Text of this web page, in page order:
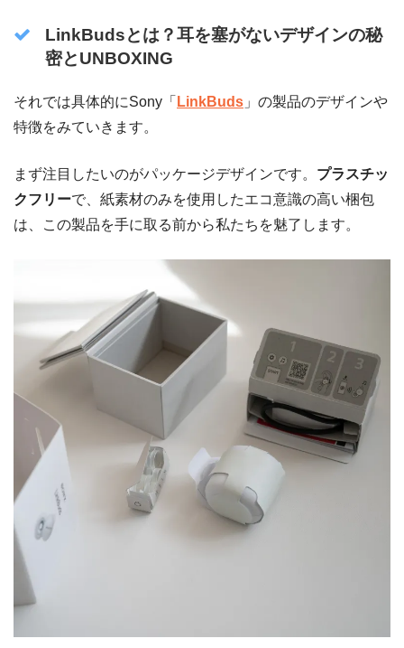
LinkBudsとは？耳を塞がないデザインの秘
密とUNBOXING
それでは具体的にSony「 LinkBuds 」の製品のデザインや
特徴をみていきます。
まず注目したいのがパッケージデザインです。 プラスチッ
クフリーで、紙素材のみを使用したエコ意識の高い梱包
は、この製品を手に取る前から私たちを魅了します。